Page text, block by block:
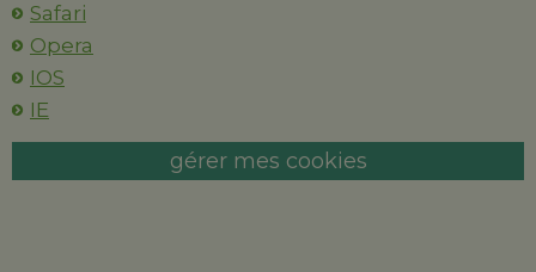
Safari
Opera
IOS
IE
gérer mes cookies